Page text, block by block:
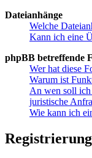
Dateianhänge
Welche
Kann ich eine
phpBB betreffende
Wer hat diese
Warum ist
An wen soll ich
juristische
Wie kann ich